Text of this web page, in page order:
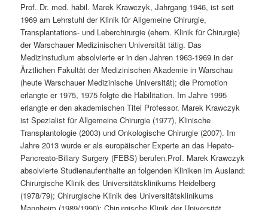
Prof. Dr. med. habil. Marek Krawczyk, Jahrgang 1946, ist seit
1969 am Lehrstuhl der Klinik für Allgemeine Chirurgie,
Transplantations- und Leberchirurgie (ehem. Klinik für Chirurgie)
der Warschauer Medizinischen Universität tätig. Das
Medizinstudium absolvierte er in den Jahren 1963-1969 in der
Ärztlichen Fakultät der Medizinischen Akademie in Warschau
(heute Warschauer Medizinische Universität); die Promotion
erlangte er 1975, 1975 folgte die Habilitation. Im Jahre 1995
erlangte er den akademischen Titel Professor. Marek Krawczyk
ist Spezialist für Allgemeine Chirurgie (1977), Klinische
Transplantologie (2003) und Onkologische Chirurgie (2007). Im
Jahre 2013 wurde er als europäischer Experte an das Hepato-
Pancreato-Biliary Surgery (FEBS) berufen.Prof. Marek Krawczyk
absolvierte Studienaufenthalte an folgenden Kliniken im Ausland:
Chirurgische Klinik des Universitätsklinikums Heidelberg
(1978/79); Chirurgische Klinik des Universitätsklinikums